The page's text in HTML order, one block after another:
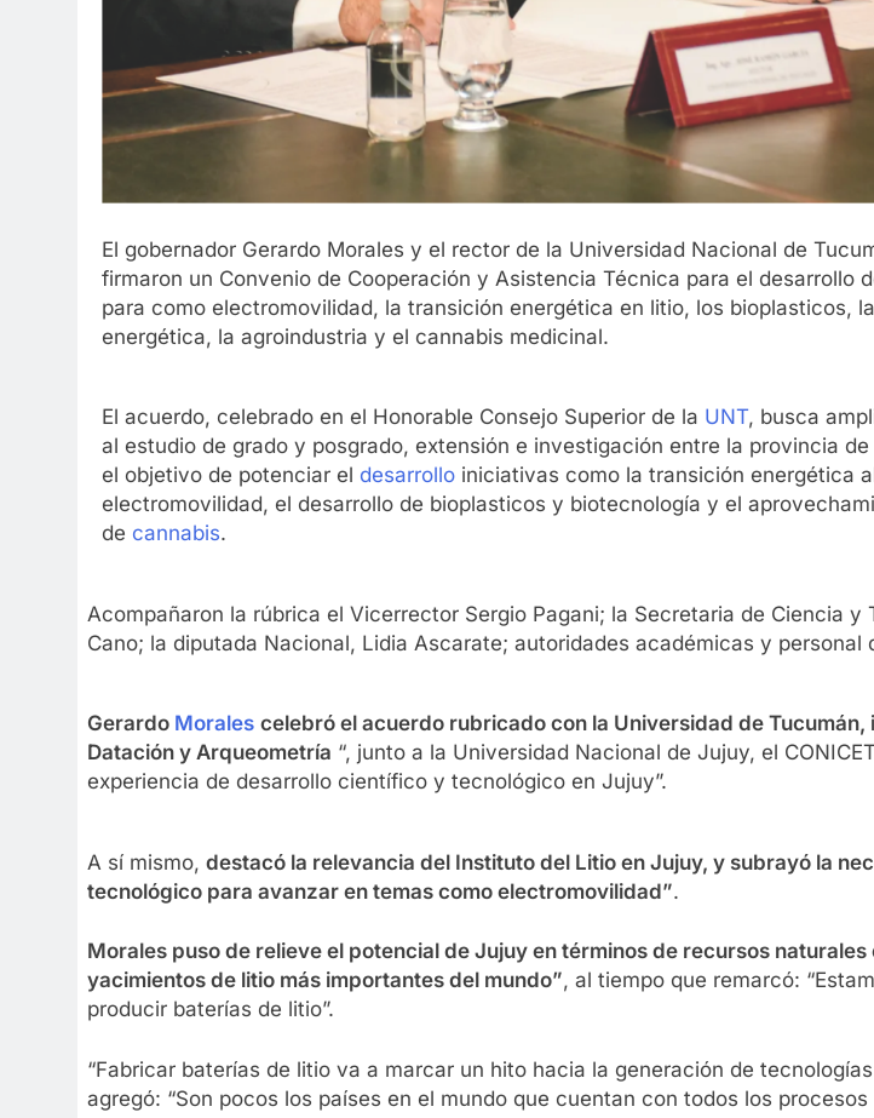
El gobernador Gerardo Morales y el rector de la Universidad Nacional de
firmaron un Convenio de Cooperación y Asistencia Técnica para el desarrollo
para como electromovilidad, la transición energética en litio, los bioplasticos,
energética, la agroindustria y el cannabis medicinal.
El acuerdo, celebrado en el Honorable Consejo Superior de la UNT, busca
al estudio de grado y posgrado, extensión e investigación entre la provincia de
el objetivo de potenciar el desarrollo iniciativas como la transición energética
electromovilidad, el desarrollo de bioplasticos y biotecnología y el
de cannabis.
Acompañaron la rúbrica el Vicerrector Sergio Pagani; la Secretaria de Ciencia
Cano; la diputada Nacional, Lidia Ascarate; autoridades académicas y personal
Gerardo Morales celebró el acuerdo rubricado con la Universidad de
Datación y Arqueometría “, junto a la Universidad Nacional de Jujuy, el
experiencia de desarrollo científico y tecnológico en Jujuy”.
A sí mismo, destacó la relevancia del Instituto del Litio en Jujuy, y subrayó la
tecnológico para avanzar en temas como electromovilidad”.
Morales puso de relieve el potencial de Jujuy en términos de recursos naturales
yacimientos de litio más importantes del mundo”, al tiempo que remarcó:
producir baterías de litio”.
“Fabricar baterías de litio va a marcar un hito hacia la generación de
agregó: “Son pocos los países en el mundo que cuentan con todos los procesos